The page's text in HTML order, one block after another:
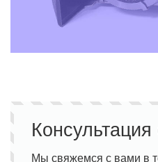
Мы свяжемся с вами в